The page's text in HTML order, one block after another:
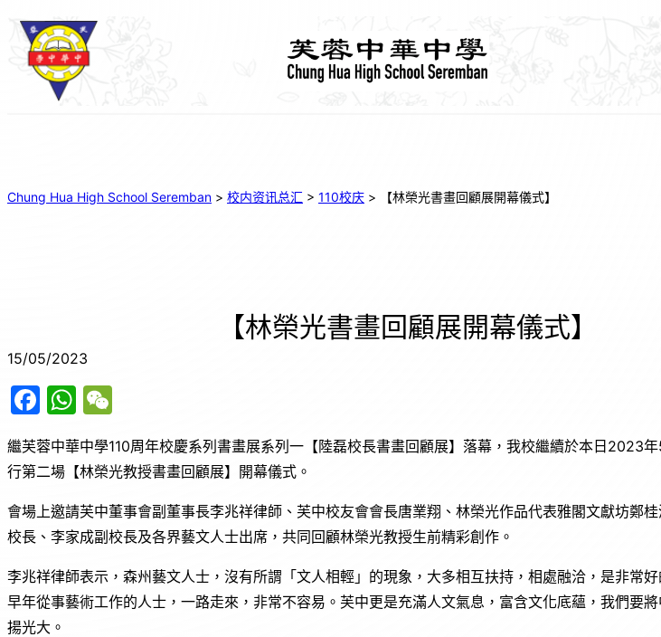
Chung Hua High School Seremban > 校内资讯总汇 > 110校庆 > 【林榮光書畫回顧展開幕儀式】
【林榮光書畫回顧展開幕儀式】
15/05/2023
F
c
e
b
o
o
k
W
at
s
A
p
p
C
h
at
繼芙蓉中華中學110周年校慶系列書畫展系列一【陸磊校長書畫回顧展】落幕，我校繼續於本日2023
行第二場【林榮光教授書畫回顧展】開幕儀式。
會場上邀請芙中董事會副董事長李兆祥律師、芙中校友會會長唐業翔、林榮光作品代表雅閣文獻坊鄭
校長、李家成副校長及各界藝文人士出席，共同回顧林榮光教授生前精彩創作。
李兆祥律師表示，森州藝文人士，沒有所謂「文人相輕」的現象，大多相互扶持，相處融洽，是非常
早年從事藝術工作的人士，一路走來，非常不容易。芙中更是充滿人文氣息，富含文化底蘊，我們要
揚光大。